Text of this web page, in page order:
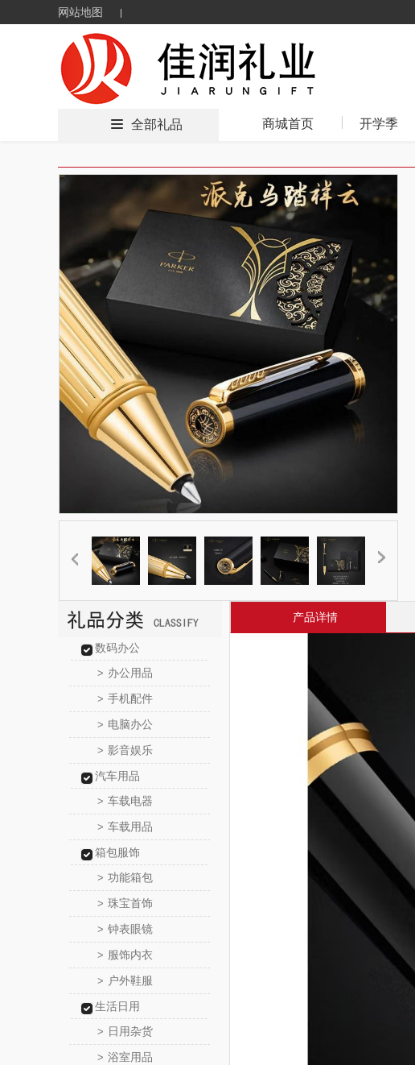
网站地图
全部礼品 商城首页 开学季
数码办公
> 办公用品
> 手机配件
> 电脑办公
> 影音娱乐
汽车用品
> 车载电器
> 车载用品
箱包服饰
> 功能箱包
> 珠宝首饰
> 钟表眼镜
> 服饰内衣
> 户外鞋服
生活日用
> 日用杂货
> 浴室用品
产品详情